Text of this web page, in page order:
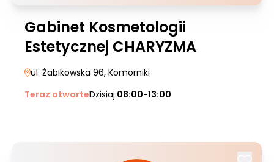
Gabinet Kosmetologii
Estetycznej CHARYZMA
ul. Żabikowska 96, Komorniki
Teraz otwarteDzisiaj:08:00-13:00